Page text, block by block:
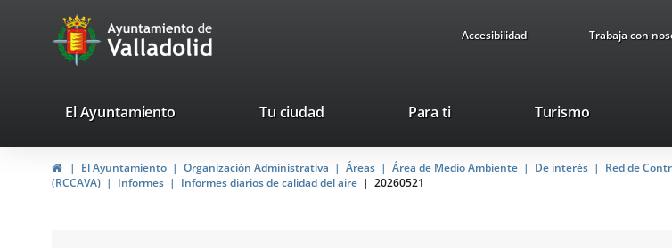
Portal
Web
Ayuntamiento
de
Valladolid
Accesibilidad Trabaja con
valladolid.es
El Ayuntamiento Tu ciudad Para ti TurismoEste
se
abrirá
InicioEl Ayuntamiento Organización Administrativa Áreas Área de Medio Ambiente De interés
Red de
(RCCAVA)
Informes Informes diarios de calidad del aire 20260521